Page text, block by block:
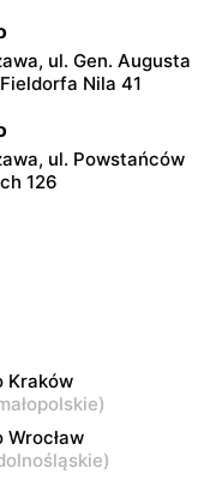
ul. Gen. Augusta
Nila 41
ul. Powstańców
126
ul. Świetlików 8
ul. Lazurowa 69
Kraków
)
Wrocław
)